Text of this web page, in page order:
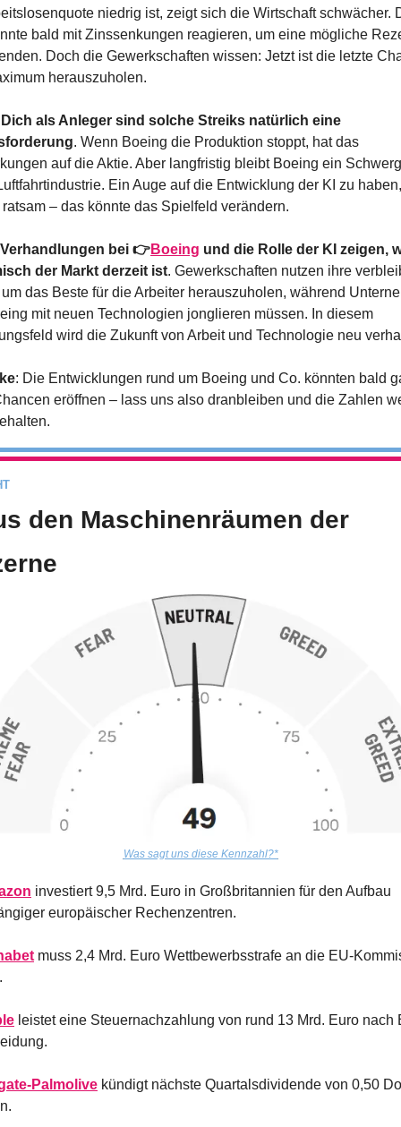
niedrig ist, zeigt sich die Wirtschaft schwächer.
bald mit Zinssenkungen reagieren, um eine mögliche
Doch die Gewerkschaften wissen: Jetzt ist die letzte
herauszuholen.
als Anleger sind solche Streiks natürlich eine
. Wenn Boeing die Produktion stoppt, hat das
auf die Aktie. Aber langfristig bleibt Boeing ein
Ein Auge auf die Entwicklung der KI zu
– das könnte das Spielfeld verändern.
bei 👉Boeing und die Rolle der KI zeigen,
der Markt derzeit ist. Gewerkschaften nutzen ihre
das Beste für die Arbeiter herauszuholen, während
mit neuen Technologien jonglieren müssen. In diesem
wird die Zukunft von Arbeit und Technologie neu
: Die Entwicklungen rund um Boeing und Co. könnten bald
eröffnen – lass uns also dranbleiben und die Zahlen
den Maschinenräumen der
Was sagt uns diese Kennzahl?*
investiert 9,5 Mrd. Euro in Großbritannien für den Aufbau
europäischer Rechenzentren.
muss 2,4 Mrd. Euro Wettbewerbsstrafe an die EU-
leistet eine Steuernachzahlung von rund 13 Mrd. Euro nach
Palmolive kündigt nächste Quartalsdividende von 0,50